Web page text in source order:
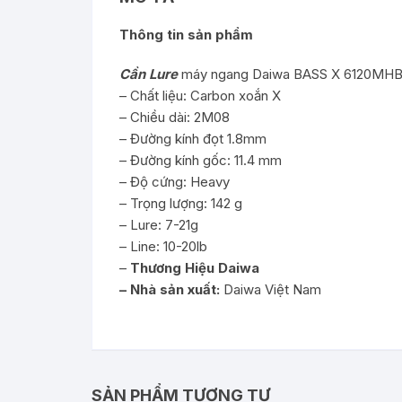
Thông tin sản phẩm
Cần Luremáy ngang Daiwa BASS X
– Chất liệu: Carbon xoắn X
– Chiều dài: 2M08
– Đường kính đọt 1.8mm
– Đường kính gốc: 11.4 mm
– Độ cứng: Heavy
– Trọng lượng: 142 g
– Lure: 7-21g
– Line: 10-20lb
– Thương Hiệu Daiwa
– Nhà sản xuất: Daiwa Việt Nam
SẢN PHẨM TƯƠNG TỰ